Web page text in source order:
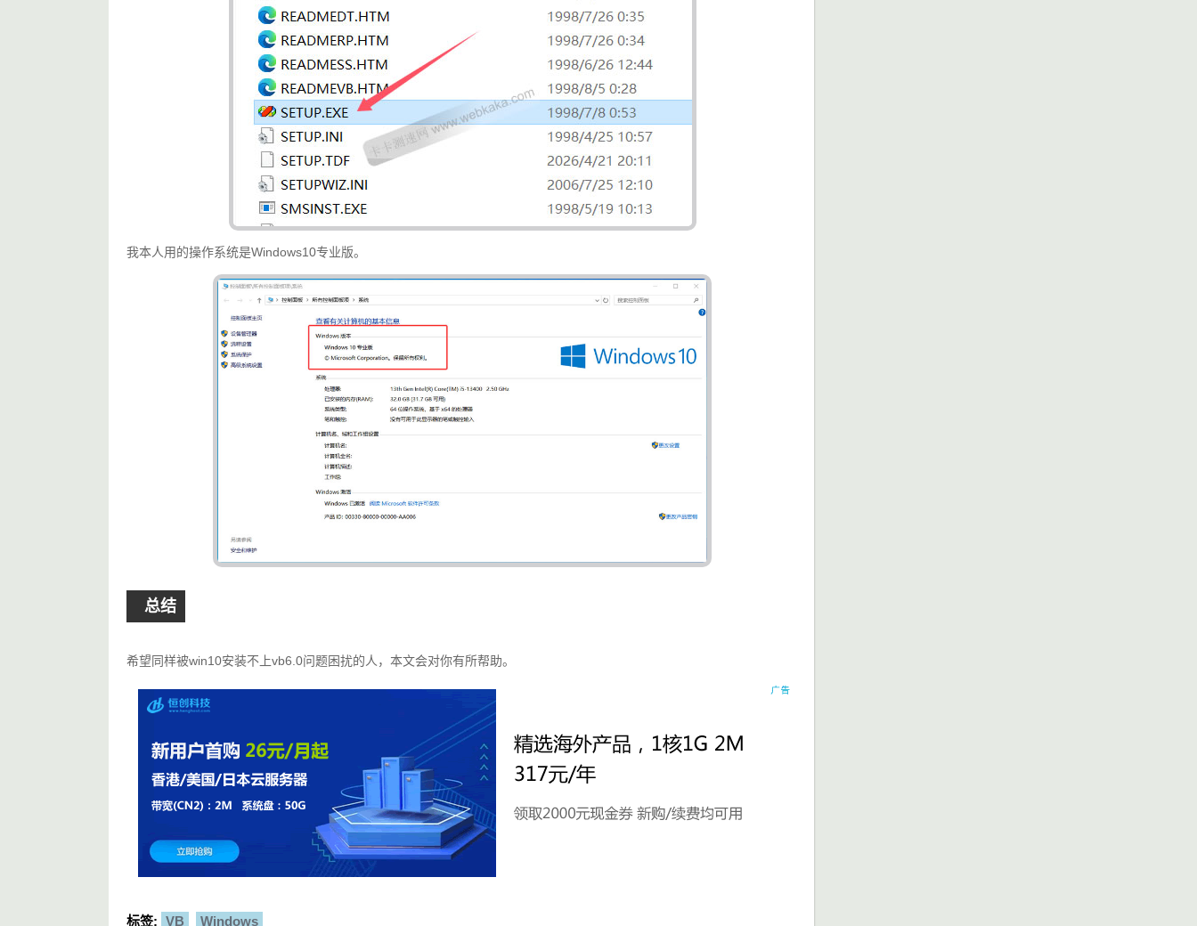
我本人用的操作系统是Windows10专业版。
总结
希望同样被win10安装不上vb6.0问题困扰的人，本文会对你有所帮助。
标签: VB Windows